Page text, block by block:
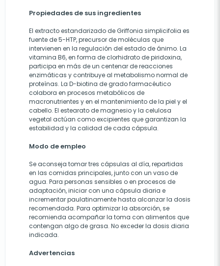
Propiedades de sus ingredientes
El extracto estandarizado de Griffonia simplicifolia es
fuente de 5-HTP, precursor de moléculas que
intervienen en la regulación del estado de ánimo. La
vitamina B6, en forma de clorhidrato de piridoxina,
participa en más de un centenar de reacciones
enzimáticas y contribuye al metabolismo normal de
proteínas. La D-biotina de grado farmacéutico
colabora en procesos metabólicos de
macronutrientes y en el mantenimiento de la piel y el
cabello. El estearato de magnesio y la celulosa
vegetal actúan como excipientes que garantizan la
estabilidad y la calidad de cada cápsula.
Modo de empleo
Se aconseja tomar tres cápsulas al día, repartidas
en las comidas principales, junto con un vaso de
agua. Para personas sensibles o en procesos de
adaptación, iniciar con una cápsula diaria e
incrementar paulatinamente hasta alcanzar la dosis
recomendada. Para optimizar la absorción, se
recomienda acompañar la toma con alimentos que
contengan algo de grasa. No exceder la dosis diaria
indicada.
Advertencias